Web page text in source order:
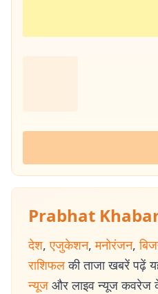
Prabhat
देश, एजुकेशन, मनोरंजन,
राशिफल की ताजा खबरें पढ़ें
न्यूज और लाइव न्यूज कवरेज